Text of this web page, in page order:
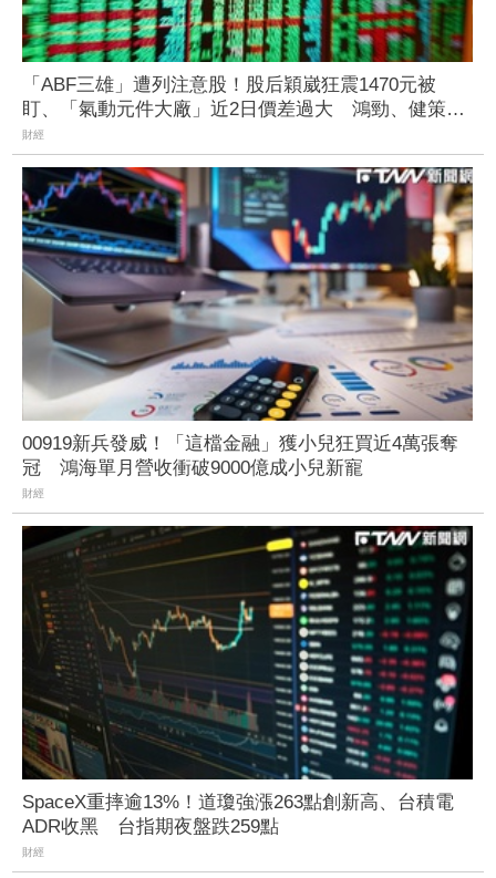
「ABF三雄」遭列注意股！股后穎崴狂震1470元被
盯、「氣動元件大廠」近2日價差過大 鴻勁、健策等
26檔個股拉警報
財經
00919新兵發威！「這檔金融」獲小兒狂買近4萬張奪
冠 鴻海單月營收衝破9000億成小兒新寵
財經
SpaceX重摔逾13%！道瓊強漲263點創新高、台積電
ADR收黑 台指期夜盤跌259點
財經